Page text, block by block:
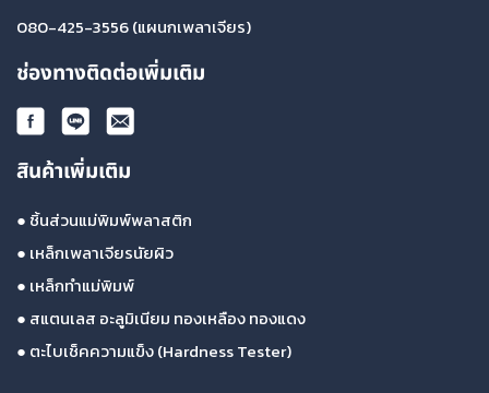
080-425-3556(แผนกเพลาเจียร)
ช่องทางติดต่อเพิ่มเติม
สินค้าเพิ่มเติม
● ชิ้นส่วนแม่พิมพ์พลาสติก
● เหล็กเพลาเจียรนัยผิว
● เหล็กทำแม่พิมพ์
● สแตนเลส อะลูมิเนียม ทองเหลือง ทองแดง
● ตะไบเช็คความแข็ง (Hardness Tester)